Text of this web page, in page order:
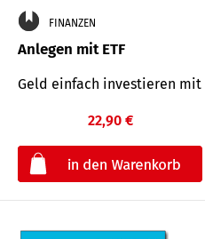
FINANZEN
Anlegen mit ETF
Geld einfach investieren mit
22,90 €